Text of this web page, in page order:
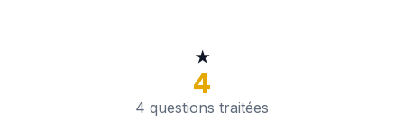
★
4
4 questions traitées